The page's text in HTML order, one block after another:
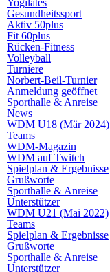
Yogilates
Gesundheitssport
Aktiv 50plus
Fit 60plus
Rücken-Fitness
Volleyball
Turniere
Norbert-Beil-Turnier
Anmeldung geöffnet
Sporthalle & Anreise
News
WDM U18 (Mär 2024)
Teams
WDM-Magazin
WDM auf Twitch
Spielplan & Ergebnisse
Grußworte
Sporthalle & Anreise
Unterstützer
WDM U21 (Mai 2022)
Teams
Spielplan & Ergebnisse
Grußworte
Sporthalle & Anreise
Unterstützer